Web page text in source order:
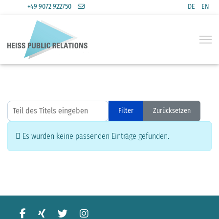
Sprache
DE EN
+49 9072 922750
Teil des Titels eingeben Filter Zurücksetzen
Information
Es wurden keine passenden Einträge gefunden.